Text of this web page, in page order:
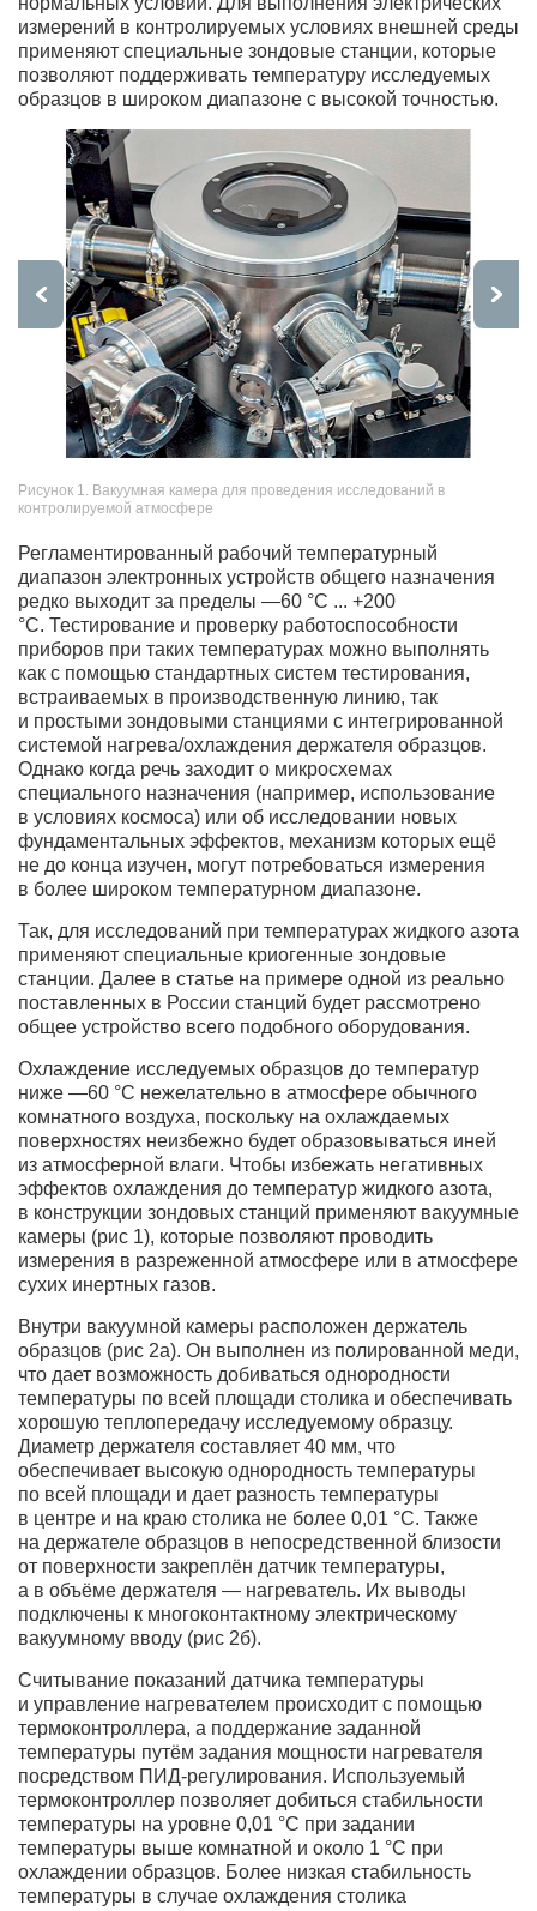
измерений в контролируемых условиях внешней среды
применяют специальные зондовые станции, которые
позволяют поддерживать температуру исследуемых
образцов в широком диапазоне с высокой точностью.
Рисунок 1. Вакуумная камера для проведения исследований в
контролируемой атмосфере
Регламентированный рабочий температурный
диапазон электронных устройств общего назначения
редко выходит за пределы —60 °С ... +200
°С. Тестирование и проверку работоспособности
приборов при таких температурах можно выполнять
как с помощью стандартных систем тестирования,
встраиваемых в производственную линию, так
и простыми зондовыми станциями с интегрированной
системой нагрева/охлаждения держателя образцов.
Однако когда речь заходит о микросхемах
специального назначения (например, использование
в условиях космоса) или об исследовании новых
фундаментальных эффектов, механизм которых ещё
не до конца изучен, могут потребоваться измерения
в более широком температурном диапазоне.
Так, для исследований при температурах жидкого азота
применяют специальные криогенные зондовые
станции. Далее в статье на примере одной из реально
поставленных в России станций будет рассмотрено
общее устройство всего подобного оборудования.
Охлаждение исследуемых образцов до температур
ниже —60 °С нежелательно в атмосфере обычного
комнатного воздуха, поскольку на охлаждаемых
поверхностях неизбежно будет образовываться иней
из атмосферной влаги. Чтобы избежать негативных
эффектов охлаждения до температур жидкого азота,
в конструкции зондовых станций применяют вакуумные
камеры (рис 1), которые позволяют проводить
измерения в разреженной атмосфере или в атмосфере
сухих инертных газов.
Внутри вакуумной камеры расположен держатель
образцов (рис 2а). Он выполнен из полированной меди,
что дает возможность добиваться однородности
температуры по всей площади столика и обеспечивать
хорошую теплопередачу исследуемому образцу.
Диаметр держателя составляет 40 мм, что
обеспечивает высокую однородность температуры
по всей площади и дает разность температуры
в центре и на краю столика не более 0,01 °С. Также
на держателе образцов в непосредственной близости
от поверхности закреплён датчик температуры,
а в объёме держателя — нагреватель. Их выводы
подключены к многоконтактному электрическому
вакуумному вводу (рис 2б).
Считывание показаний датчика температуры
и управление нагревателем происходит с помощью
термоконтроллера, а поддержание заданной
температуры путём задания мощности нагревателя
посредством ПИД-регулирования. Используемый
термоконтроллер позволяет добиться стабильности
температуры на уровне 0,01 °С при задании
температуры выше комнатной и около 1 °С при
охлаждении образцов. Более низкая стабильность
температуры в случае охлаждения столика